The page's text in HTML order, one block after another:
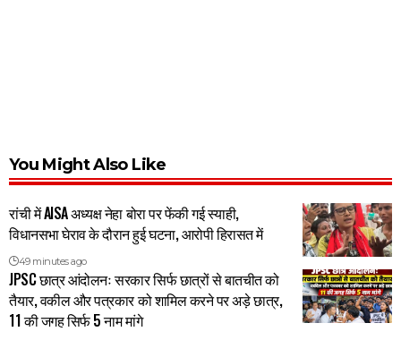
You Might Also Like
रांची में AISA अध्यक्ष नेहा बोरा पर फेंकी गई स्याही,
विधानसभा घेराव के दौरान हुई घटना, आरोपी हिरासत में
49 minutes ago
JPSC छात्र आंदोलनः सरकार सिर्फ छात्रों से बातचीत को
तैयार, वकील और पत्रकार को शामिल करने पर अड़े छात्र,
11 की जगह सिर्फ 5 नाम मांगे